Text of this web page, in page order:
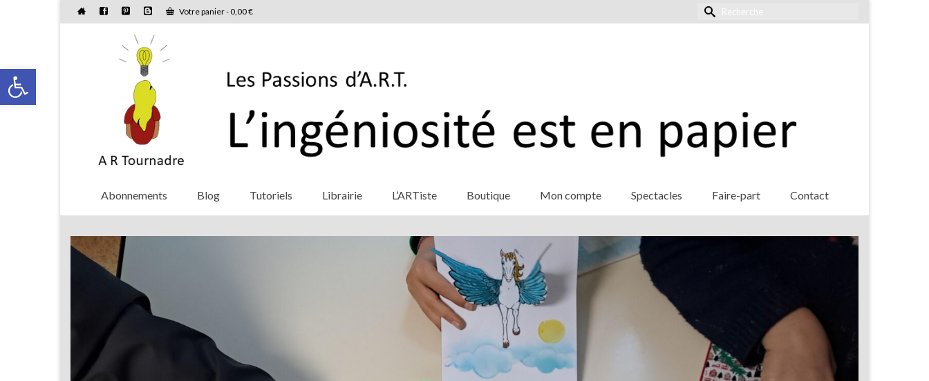
Ouvrir la barre d’outils
Votre panier-0,00€ Rechercher :
Abonnements Blog Tutoriels Librairie L’ARTiste Boutique Mon compte Spectacles Faire-part Contact